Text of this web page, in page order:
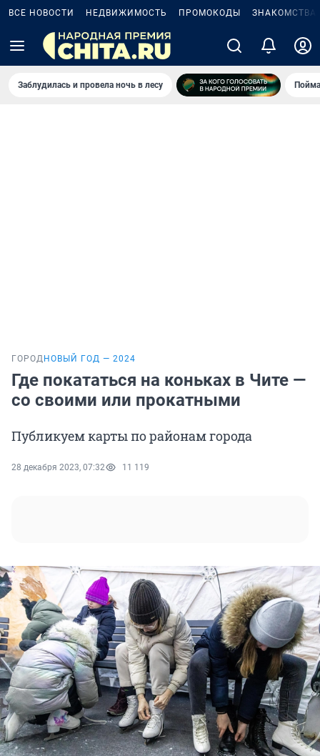
ВСЕ НОВОСТИ НЕДВИЖИМОСТЬ ПРОМОКОДЫ ЗНАКОМСТВА
Заблудилась и провела ночь в лесу
ГОРОД НОВЫЙ ГОД — 2024
Где покататься на коньках в Чите —
со своими или прокатными
Публикуем карты по районам города
28 декабря 2023, 07:32 11 119